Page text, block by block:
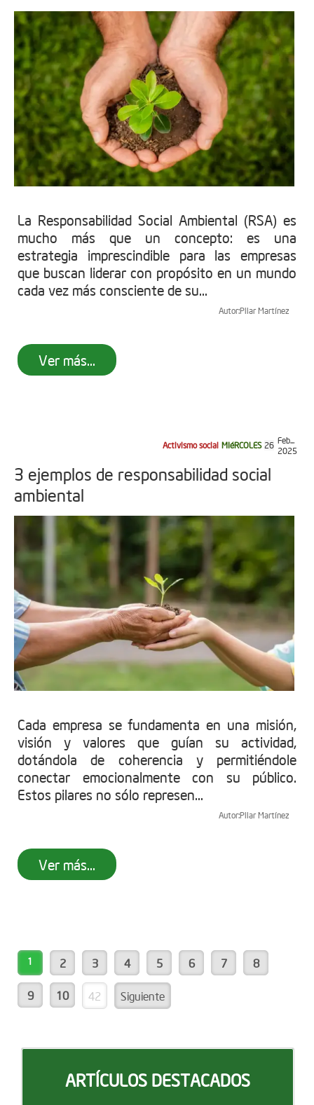
La Responsabilidad Social Ambiental (RSA) es
mucho más que un concepto: es una
estrategia imprescindible para las empresas
que buscan liderar con propósito en un mundo
cada vez más consciente de su...
Autor:Pilar Martínez
Ver más...
Activismo social MIéRCOLES 26 Feb...
2025
3 ejemplos de responsabilidad social
ambiental
Cada empresa se fundamenta en una misión,
visión y valores que guían su actividad,
dotándola de coherencia y permitiéndole
conectar emocionalmente con su público.
Estos pilares no sólo represen...
Autor:Pilar Martínez
Ver más...
1 2 3 4 5 6 7 8
9 10 42 Siguiente
ARTÍCULOS DESTACADOS